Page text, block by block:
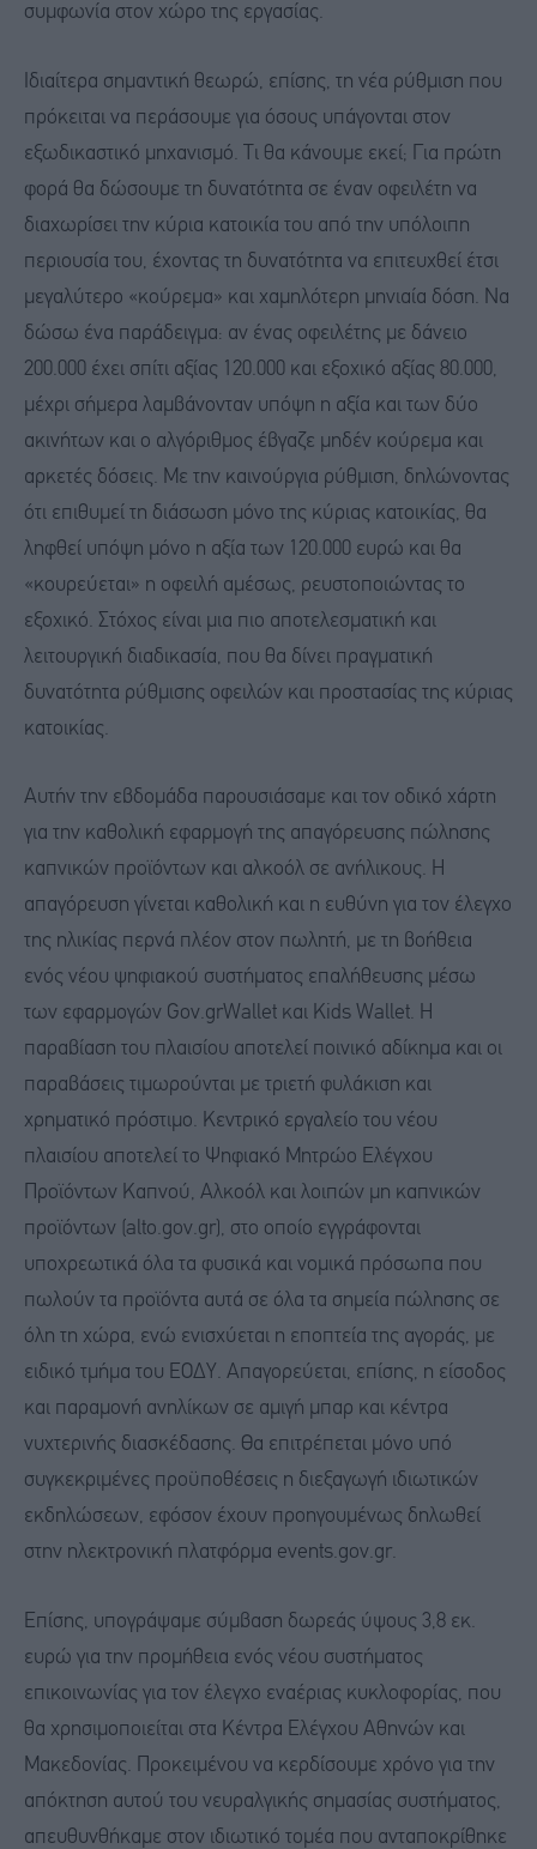
συμφωνία στον χώρο της εργασίας.
Ιδιαίτερα σημαντική θεωρώ, επίσης, τη νέα ρύθμιση που
πρόκειται να περάσουμε για όσους υπάγονται στον
εξωδικαστικό μηχανισμό. Τι θα κάνουμε εκεί; Για πρώτη
φορά θα δώσουμε τη δυνατότητα σε έναν οφειλέτη να
διαχωρίσει την κύρια κατοικία του από την υπόλοιπη
περιουσία του, έχοντας τη δυνατότητα να επιτευχθεί έτσι
μεγαλύτερο «κούρεμα» και χαμηλότερη μηνιαία δόση. Να
δώσω ένα παράδειγμα: αν ένας οφειλέτης με δάνειο
200.000 έχει σπίτι αξίας 120.000 και εξοχικό αξίας 80.000,
μέχρι σήμερα λαμβάνονταν υπόψη η αξία και των δύο
ακινήτων και ο αλγόριθμος έβγαζε μηδέν κούρεμα και
αρκετές δόσεις. Με την καινούργια ρύθμιση, δηλώνοντας
ότι επιθυμεί τη διάσωση μόνο της κύριας κατοικίας, θα
ληφθεί υπόψη μόνο η αξία των 120.000 ευρώ και θα
«κουρεύεται» η οφειλή αμέσως, ρευστοποιώντας το
εξοχικό. Στόχος είναι μια πιο αποτελεσματική και
λειτουργική διαδικασία, που θα δίνει πραγματική
δυνατότητα ρύθμισης οφειλών και προστασίας της κύριας
κατοικίας.
Αυτήν την εβδομάδα παρουσιάσαμε και τον οδικό χάρτη
για την καθολική εφαρμογή της απαγόρευσης πώλησης
καπνικών προϊόντων και αλκοόλ σε ανήλικους. Η
απαγόρευση γίνεται καθολική και η ευθύνη για τον έλεγχο
της ηλικίας περνά πλέον στον πωλητή, με τη βοήθεια
ενός νέου ψηφιακού συστήματος επαλήθευσης μέσω
των εφαρμογών Gov.grWallet και Kids Wallet. Η
παραβίαση του πλαισίου αποτελεί ποινικό αδίκημα και οι
παραβάσεις τιμωρούνται με τριετή φυλάκιση και
χρηματικό πρόστιμο. Κεντρικό εργαλείο του νέου
πλαισίου αποτελεί το Ψηφιακό Μητρώο Ελέγχου
Προϊόντων Καπνού, Αλκοόλ και λοιπών μη καπνικών
προϊόντων (alto.gov.gr), στο οποίο εγγράφονται
υποχρεωτικά όλα τα φυσικά και νομικά πρόσωπα που
πωλούν τα προϊόντα αυτά σε όλα τα σημεία πώλησης σε
όλη τη χώρα, ενώ ενισχύεται η εποπτεία της αγοράς, με
ειδικό τμήμα του ΕΟΔΥ. Απαγορεύεται, επίσης, η είσοδος
και παραμονή ανηλίκων σε αμιγή μπαρ και κέντρα
νυχτερινής διασκέδασης. Θα επιτρέπεται μόνο υπό
συγκεκριμένες προϋποθέσεις η διεξαγωγή ιδιωτικών
εκδηλώσεων, εφόσον έχουν προηγουμένως δηλωθεί
στην ηλεκτρονική πλατφόρμα events.gov.gr.
Επίσης, υπογράψαμε σύμβαση δωρεάς ύψους 3,8 εκ.
ευρώ για την προμήθεια ενός νέου συστήματος
επικοινωνίας για τον έλεγχο εναέριας κυκλοφορίας, που
θα χρησιμοποιείται στα Κέντρα Ελέγχου Αθηνών και
Μακεδονίας. Προκειμένου να κερδίσουμε χρόνο για την
απόκτηση αυτού του νευραλγικής σημασίας συστήματος,
απευθυνθήκαμε στον ιδιωτικό τομέα που ανταποκρίθηκε